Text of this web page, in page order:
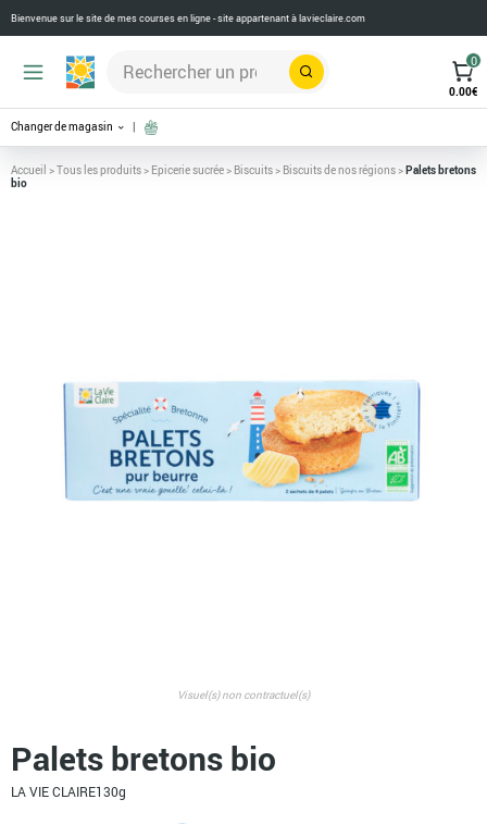
Bienvenue sur le site de mes courses en ligne - site appartenant àlavieclaire.com
Rechercher
0
0.00€
Changer de magasin
Accueil >Tous les produits> Epicerie sucrée> Biscuits> Biscuits de nos régions>Palets bretons
bio
Visuel(s) non contractuel(s)
Palets bretons bio
LA VIE CLAIRE130g